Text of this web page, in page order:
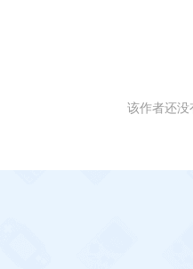
该作者还